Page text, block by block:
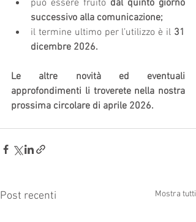
può essere fruito dal quinto giorno
successivo alla comunicazione;
il termine ultimo per l’utilizzo è il 31
dicembre 2026.
Le altre novità ed eventuali
approfondimenti li troverete nella nostra
prossima circolare di aprile 2026.
Post recenti Mostra tutti